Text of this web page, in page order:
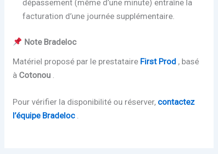
dépassement (même d’une minute) entraîne la
facturation d’une journée supplémentaire.
Note Bradeloc
Matériel proposé par le prestataire First Prod , basé
à Cotonou
Pour vérifier la disponibilité ou réserver, contactez
l’équipe Bradeloc .